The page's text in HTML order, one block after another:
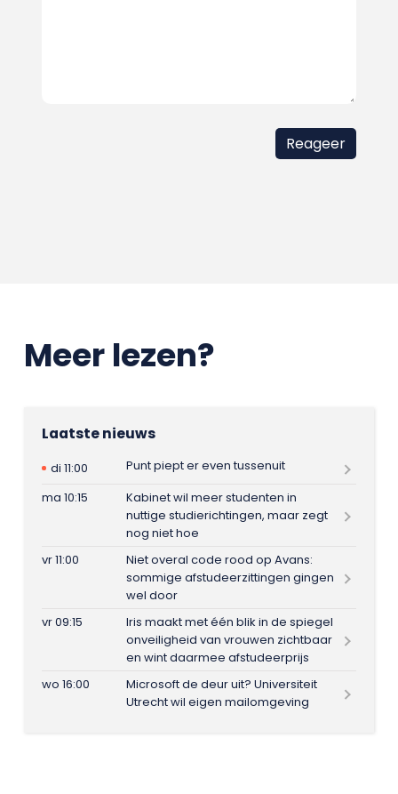
Meer lezen?
Laatste nieuws
di 11:00
Punt piept er even tussenuit
ma 10:15
Kabinet wil meer studenten in
nuttige studierichtingen, maar zegt
nog niet hoe
vr 11:00
Niet overal code rood op Avans:
sommige afstudeerzittingen gingen
wel door
vr 09:15
Iris maakt met één blik in de spiegel
onveiligheid van vrouwen zichtbaar
en wint daarmee afstudeerprijs
wo 16:00
Microsoft de deur uit? Universiteit
Utrecht wil eigen mailomgeving